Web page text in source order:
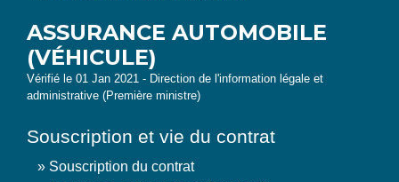
ASSURANCE AUTOMOBILE
(VÉHICULE)
Vérifié le 01 Jan 2021 - Direction de l'information légale et
administrative (Première ministre)
Souscription et vie du contrat
Souscription du contrat